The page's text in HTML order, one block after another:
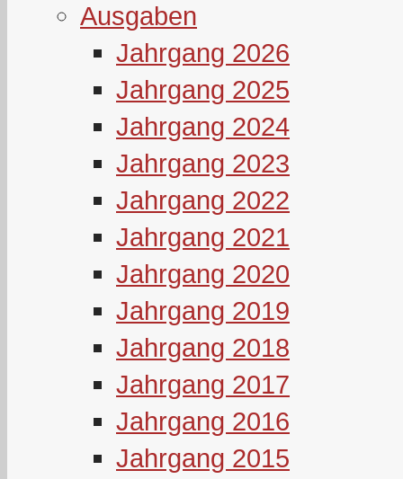
Ausgaben
Jahrgang 2026
Jahrgang 2025
Jahrgang 2024
Jahrgang 2023
Jahrgang 2022
Jahrgang 2021
Jahrgang 2020
Jahrgang 2019
Jahrgang 2018
Jahrgang 2017
Jahrgang 2016
Jahrgang 2015